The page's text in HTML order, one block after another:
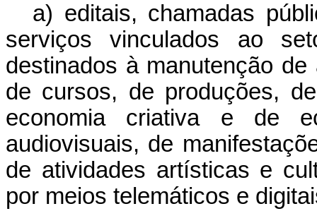
a) editais, chamadas
serviços vinculados ao
destinados à manutenção
de cursos, de produções,
economia criativa e de
audiovisuais, de
de atividades artísticas e
por meios telemáticos e